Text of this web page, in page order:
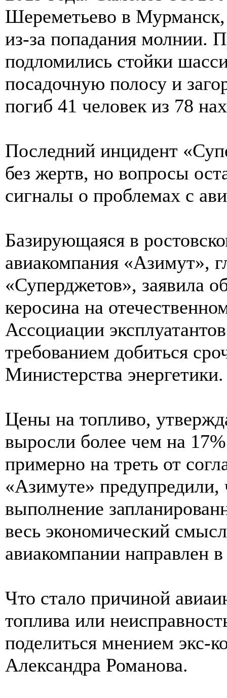
Шереметьево в Мурманск,
из-за попадания молнии.
подломились стойки
посадочную полосу и
погиб 41 человек из 78
Последний инцидент
без жертв, но вопросы
сигналы о проблемах с
Базирующаяся в
авиакомпания «Азимут»,
«Суперджетов», заявила
керосина на
Ассоциации
требованием добиться
Министерства энергетики.
Цены на топливо,
выросли более чем на
примерно на треть от
«Азимуте»
выполнение
весь экономический
авиакомпании направлен
Что стало причиной
топлива или
поделиться мнением экс-
Александра Романова.